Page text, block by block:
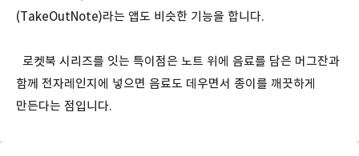
(TakeOutNote)라는 앱도 비슷한 기능을 합니다.
로켓북 시리즈를 잇는 특이점은 노트 위에 음료를 담은 머그잔과
함께 전자레인지에 넣으면 음료도 데우면서 종이를 깨끗하게
만든다는 점입니다.